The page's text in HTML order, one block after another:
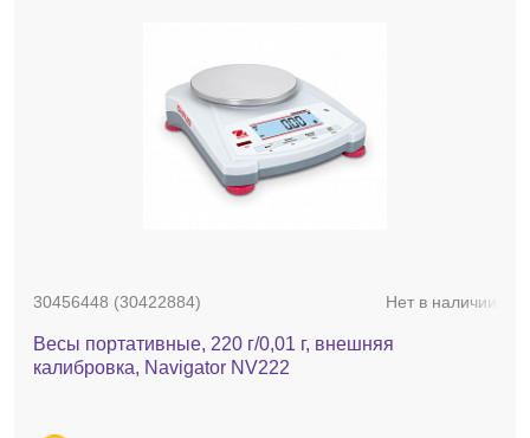
30456448 (30422884) Нет в наличии
Весы портативные, 220 г/0,01 г, внешняя
калибровка, Navigator NV222